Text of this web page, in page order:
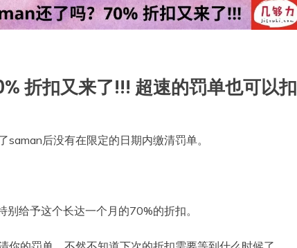
折扣又来了!!! 超速的罚单也可以扣
后没有在限定的日期内缴清罚单。
别给予这个长达一个月的70%的折扣。